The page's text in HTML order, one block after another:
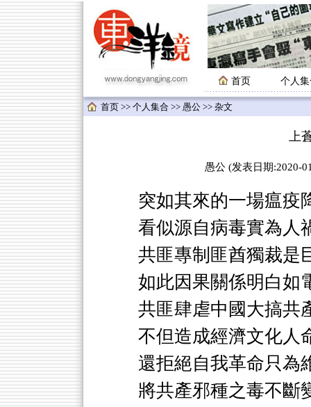
首页 个人
首页 >> 个人集合 >> 愚公 >> 杂文
上
愚公 (发表日期:2020-
突如其來的一場瘟疫
看似源自病毒實為人
共匪專制匪酋獨裁是
如此因果關係明白如
共匪肆虐中國大搞共
不但造成經濟文化人
還拒絕自我革命只為
將共產邪種之毒不斷